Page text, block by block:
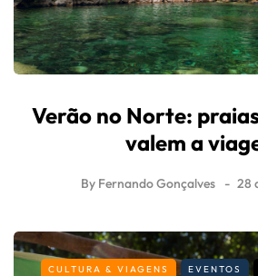
Verão no Norte:
valem a
By Fernando Gonçalves 28
CULTURA & VIAGENS EVENTOS